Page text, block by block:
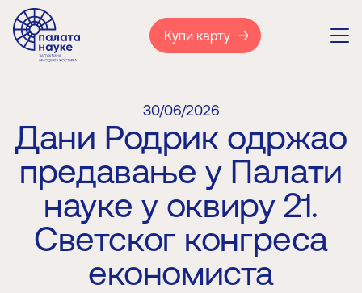
Купи карту
30/06/2026
Дани Родрик одржао
предавање у Палати
науке у оквиру 21.
Светског конгреса
економиста